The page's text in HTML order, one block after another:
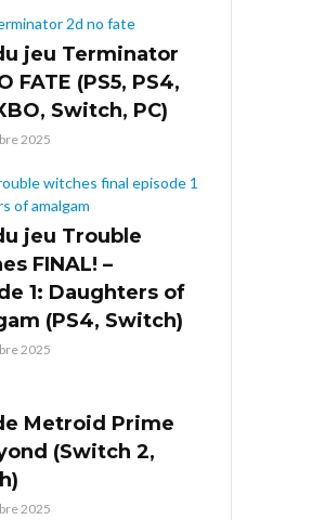
jeu Terminator
FATE (PS5, PS4,
Switch, PC)
2025
jeu Trouble
FINAL! –
1: Daughters of
(PS4, Switch)
2025
Metroid Prime
(Switch 2,
2025